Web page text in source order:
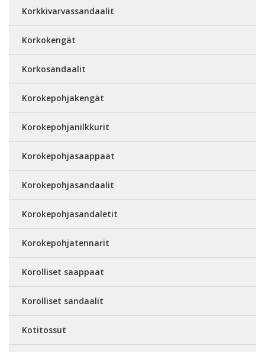
Korkkivarvassandaalit
Korkokengät
Korkosandaalit
Korokepohjakengät
Korokepohjanilkkurit
Korokepohjasaappaat
Korokepohjasandaalit
Korokepohjasandaletit
Korokepohjatennarit
Korolliset saappaat
Korolliset sandaalit
Kotitossut